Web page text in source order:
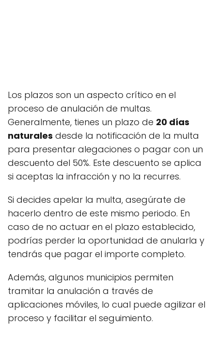
Los plazos son un aspecto crítico en el
proceso de anulación de multas.
Generalmente, tienes un plazo de 20 días
naturales desde la notificación de la multa
para presentar alegaciones o pagar con un
descuento del 50%. Este descuento se aplica
si aceptas la infracción y no la recurres.
Si decides apelar la multa, asegúrate de
hacerlo dentro de este mismo periodo. En
caso de no actuar en el plazo establecido,
podrías perder la oportunidad de anularla y
tendrás que pagar el importe completo.
Además, algunos municipios permiten
tramitar la anulación a través de
aplicaciones móviles, lo cual puede agilizar el
proceso y facilitar el seguimiento.